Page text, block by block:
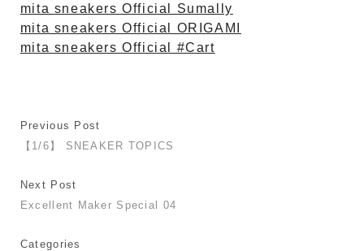
mita sneakers Official Sumally
mita sneakers Official ORIGAMI
mita sneakers Official #Cart
Previous Post
【1/6】 SNEAKER TOPICS
Next Post
Excellent Maker Special 04
Categories